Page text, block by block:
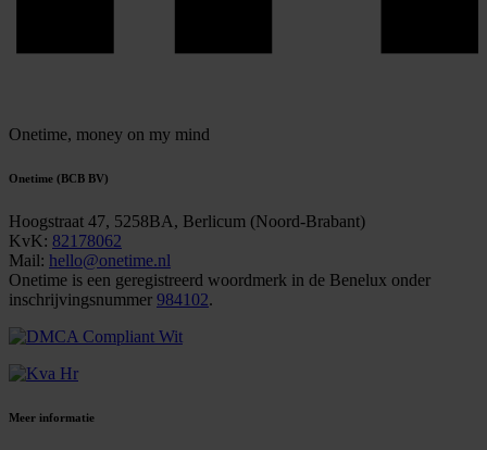
Onetime, money on my mind
Onetime (BCB BV)
Hoogstraat 47, 5258BA, Berlicum (Noord-Brabant)
KvK: 82178062
Mail: hello@onetime.nl
Onetime is een geregistreerd woordmerk in de Benelux onder
inschrijvingsnummer 984102.
Meer informatie